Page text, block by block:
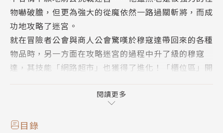
物嚇破膽，但更為強大的從魔依然一路過關斬將，而成
功地攻略了迷宮。
就在冒險者公會與商人公會驚嘆於穆寇達帶回來的各種
物品時，另一方面在攻略迷宮的過程中升了級的穆寇
達，其技能「網路超市」也獲得了進化！「櫃位區」開
點讓從魔們、寧利勒與魯薩爾卡吃得不亦樂乎。不過為
了開放更多「櫃位區」，似乎也有神在籌劃讓穆寇達的
等級升得更高……？
閱讀更多
目錄